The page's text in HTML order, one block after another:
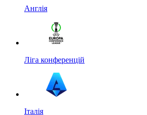
Англія
Ліга конференцій
Італія